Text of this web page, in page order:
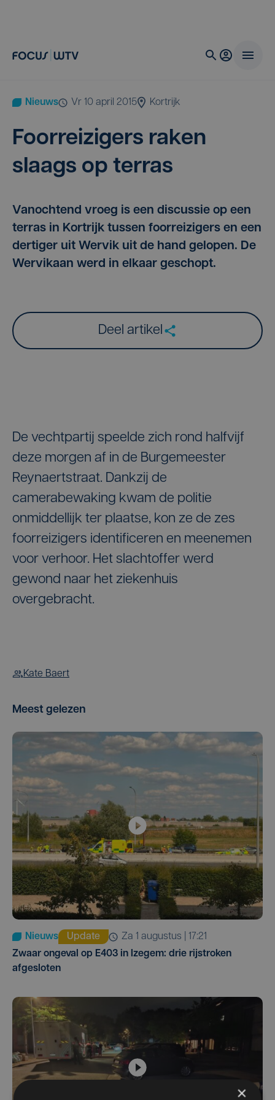
Nieuws vr 10 april 2015 Kortrijk
Foor­rei­zi­gers raken
slaags op terras
Vanochtend vroeg is een discussie op een
terras in Kortrijk tussen foorreizigers en een
dertiger uit Wervik uit de hand gelopen. De
Wervikaan werd in elkaar geschopt.
Deel artikel
De vechtpartij speelde zich rond halfvijf
deze morgen af in de Burgemeester
Reynaertstraat. Dankzij de
camerabewaking kwam de politie
onmiddellijk ter plaatse, kon ze de zes
foorreizigers identificeren en meenemen
voor verhoor. Het slachtoffer werd
gewond naar het ziekenhuis
overgebracht.
Kate Baert
Meest gelezen
Nieuws Update
za 1 augustus | 17:21
Zwaar ongeval op E403 in Izegem: drie rijstroken
afgesloten
×